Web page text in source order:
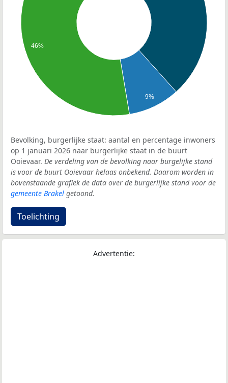
9%
46%
Bevolking, burgerlijke staat: aantal en percentage inwoners
op 1 januari 2026 naar burgerlijke staat in de buurt
Ooievaar. De verdeling van de bevolking naar burgelijke stand
is voor de buurt Ooievaar helaas onbekend. Daarom worden in
bovenstaande grafiek de data over de burgerlijke stand voor de
gemeente Brakel getoond.
Toelichting
Advertentie: